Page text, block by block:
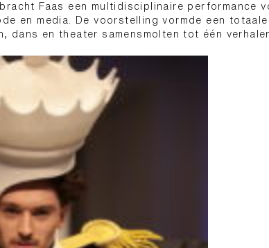
Faas een multidisciplinaire performance
en media. De voorstelling vormde een
dans en theater samensmolten tot één